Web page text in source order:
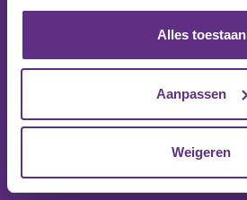
Alles toestaan
Aanpassen
Weigeren